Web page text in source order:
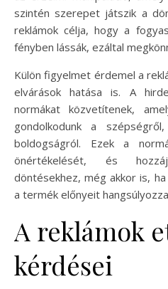
szintén szerepet játszik a
reklámok célja, hogy a
fényben lássák, ezáltal
Külön figyelmet érdemel a
elvárások hatása is. A
normákat közvetítenek,
gondolkodunk a
boldogságról. Ezek a
önértékelését, és
döntésekhez, még akkor is,
a termék előnyeit
A reklámok
kérdései